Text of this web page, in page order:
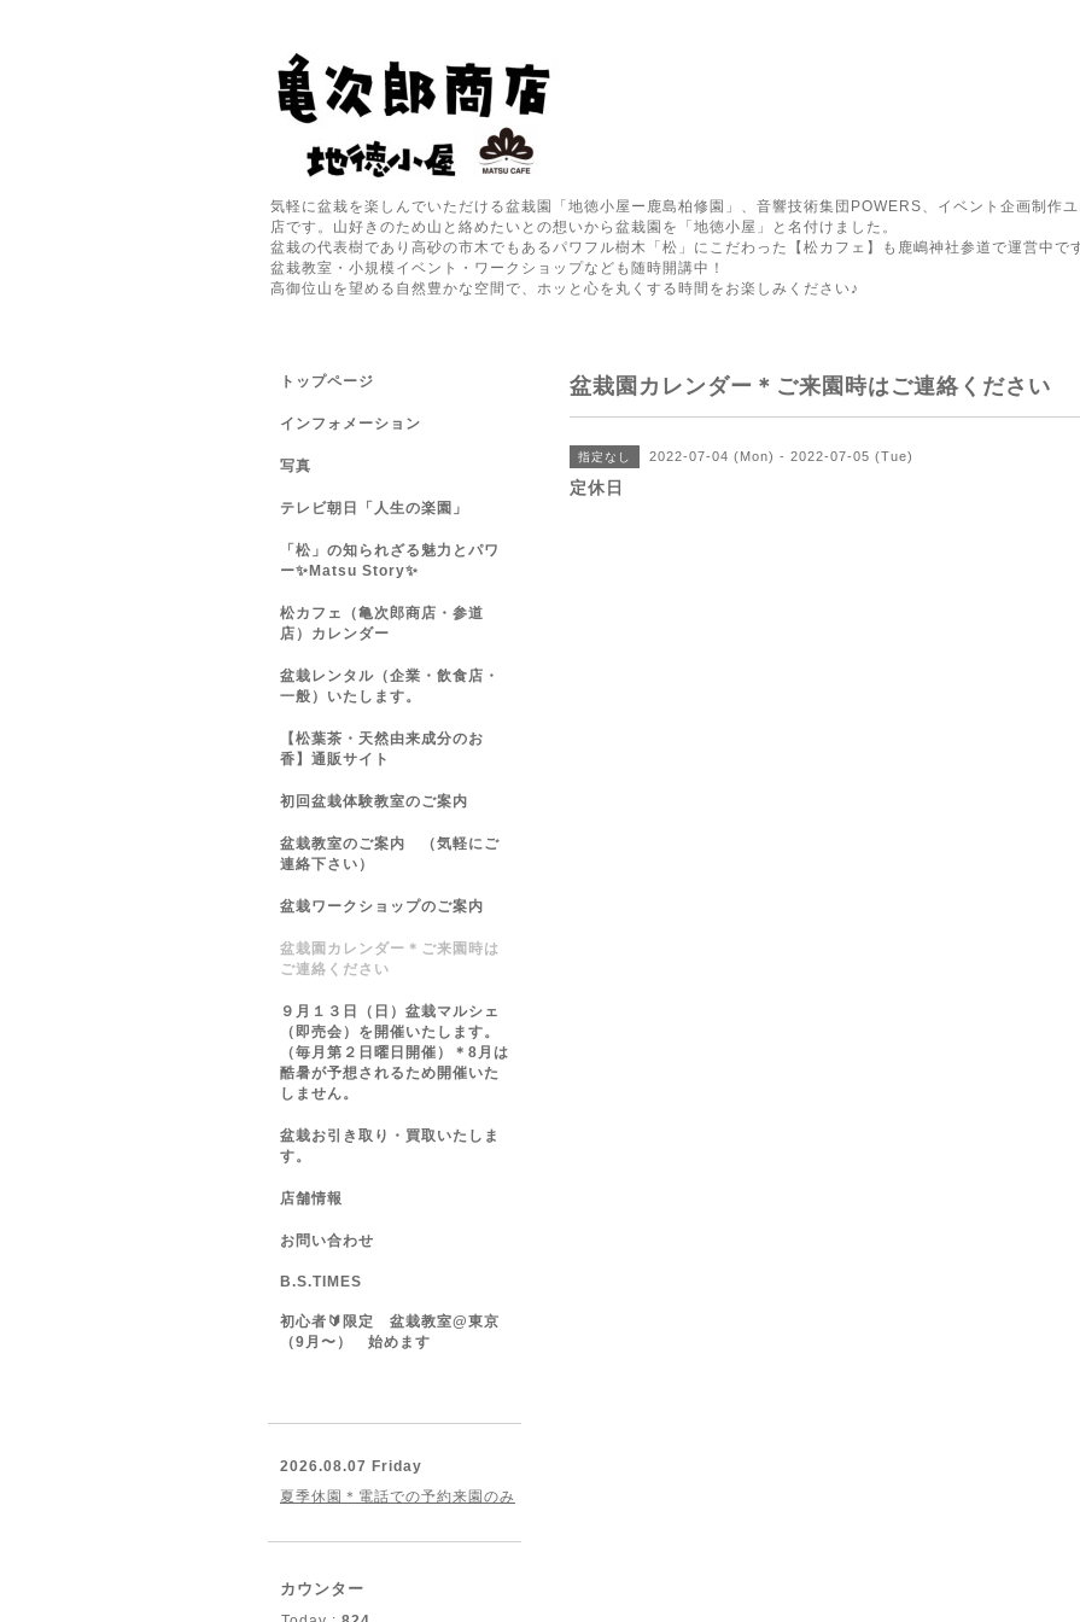
気軽に盆栽を楽しんでいただける盆栽園「地徳小屋ー鹿島柏修園」、音響技術集団POWERS、イベント企画制作
店です。山好きのため山と絡めたいとの想いから盆栽園を「地徳小屋」と名付けました。
盆栽の代表樹であり高砂の市木でもあるパワフル樹木「松」にこだわった【松カフェ】も鹿嶋神社参道で運営中で
盆栽教室・小規模イベント・ワークショップなども随時開講中！
高御位山を望める自然豊かな空間で、ホッと心を丸くする時間をお楽しみください♪
盆栽園カレンダー＊ご来園時はご連絡ください
指定なし 2022-07-04 (Mon) - 2022-07-05 (Tue)
定休日
トップページ
インフォメーション
写真
テレビ朝日「人生の楽園」
「松」の知られざる魅力とパワ
ー✨Matsu Story✨
松カフェ（亀次郎商店・参道
店）カレンダー
盆栽レンタル（企業・飲食店・
一般）いたします。
【松葉茶・天然由来成分のお
香】通販サイト
初回盆栽体験教室のご案内
盆栽教室のご案内 （気軽にご
連絡下さい）
盆栽ワークショップのご案内
盆栽園カレンダー＊ご来園時は
ご連絡ください
９月１３日（日）盆栽マルシェ
（即売会）を開催いたします。
（毎月第２日曜日開催）＊8月は
酷暑が予想されるため開催いた
しません。
盆栽お引き取り・買取いたしま
す。
店舗情報
お問い合わせ
B.S.TIMES
初心者🔰限定 盆栽教室@東京
（9月〜） 始めます
2026.08.07 Friday
夏季休園＊電話での予約来園のみ
カウンター